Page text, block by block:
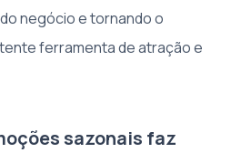
negócio e tornando o
ferramenta de atração e
sazonais faz